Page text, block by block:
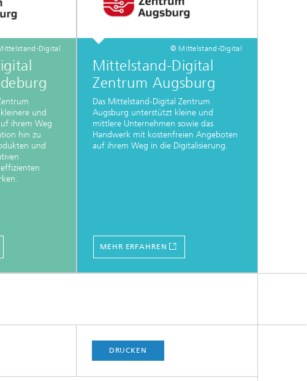
Digital
und
ihrem Weg
hin zu
und
© Mittelstand-Digital
Mittelstand-Digital
Zentrum Augsburg
Das Mittelstand-Digital Zentrum
Augsburg unterstützt kleine und
mittlere Unternehmen sowie das
Handwerk mit kostenfreien Angeboten
auf ihrem Weg in die Digitalisierung.
MEHR ERFAHREN
DRUCKEN